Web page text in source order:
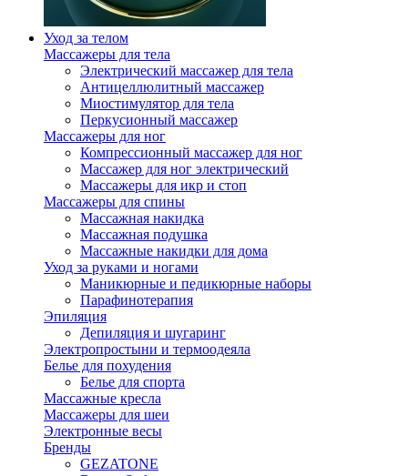
Уход за телом
Массажеры для тела
Электрический массажер для тела
Антицеллюлитный массажер
Миостимулятор для тела
Перкусионный массажер
Массажеры для ног
Компрессионный массажер для ног
Массажер для ног электрический
Массажеры для икр и стоп
Массажеры для спины
Массажная накидка
Массажная подушка
Массажные накидки для дома
Уход за руками и ногами
Маникюрные и педикюрные наборы
Парафинотерапия
Эпиляция
Депиляция и шугаринг
Электропростыни и термоодеяла
Белье для похудения
Белье для спорта
Массажные кресла
Массажеры для шеи
Электронные весы
Бренды
GEZATONE